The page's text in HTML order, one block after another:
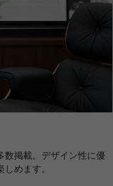
数掲載。デザイン性に優
めます。